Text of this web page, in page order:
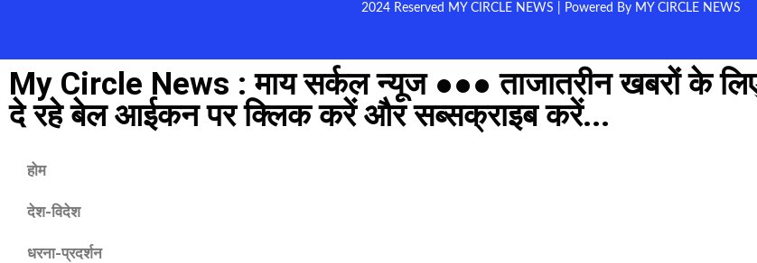
2024 Reserved MY CIRCLE NEWS | Powered By MY CIRCLE NEWS
My Circle News : माय सर्कल न्यूज ●●● ताजातरीन खबरों के लिए
दे रहे बेल आईकन पर क्लिक करें और सब्सक्राइब करें...
होम
देश-विदेश
धरना-प्रदर्शन